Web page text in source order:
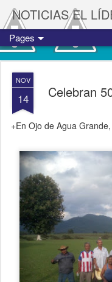
NOTICIAS EL
Pages
NOV
14 Celebran
+En Ojo de Agua